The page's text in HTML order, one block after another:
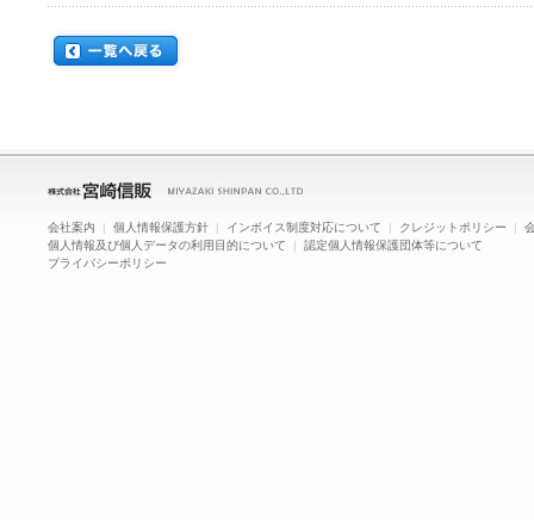
会社案内 | 個人情報保護方針 | インボイス制度対応について | クレジットポリシー |
個人情報及び個人データの利用目的について | 認定個人情報保護団体等について
プライバシーポリシー